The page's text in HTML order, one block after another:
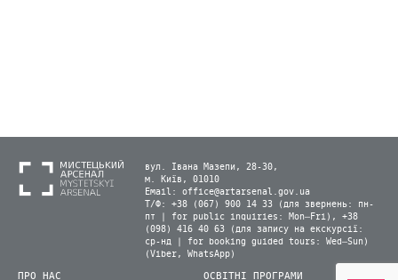
вул. Івана Мазепи, 28-30,
м. Київ, 01010
Email: office@artarsenal.gov.ua
Т/Ф: +38 (067) 900 14 33 (для звернень: пн-
пт | for public inquiries: Mon–Fri), +38
(098) 416 40 63 (для запису на екскурсії:
ср-нд | for booking guided tours: Wed–Sun)
(Viber, WhatsApp)
ПРО НАС ОСВІТНІ ПРОГРАМИ